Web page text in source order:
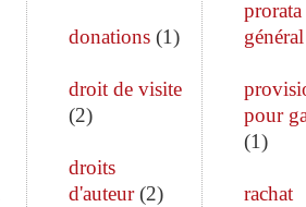
donations(1)
droit de visite
(2)
droits
d'auteur(2)
prorata
général
pour
(1)
rachat